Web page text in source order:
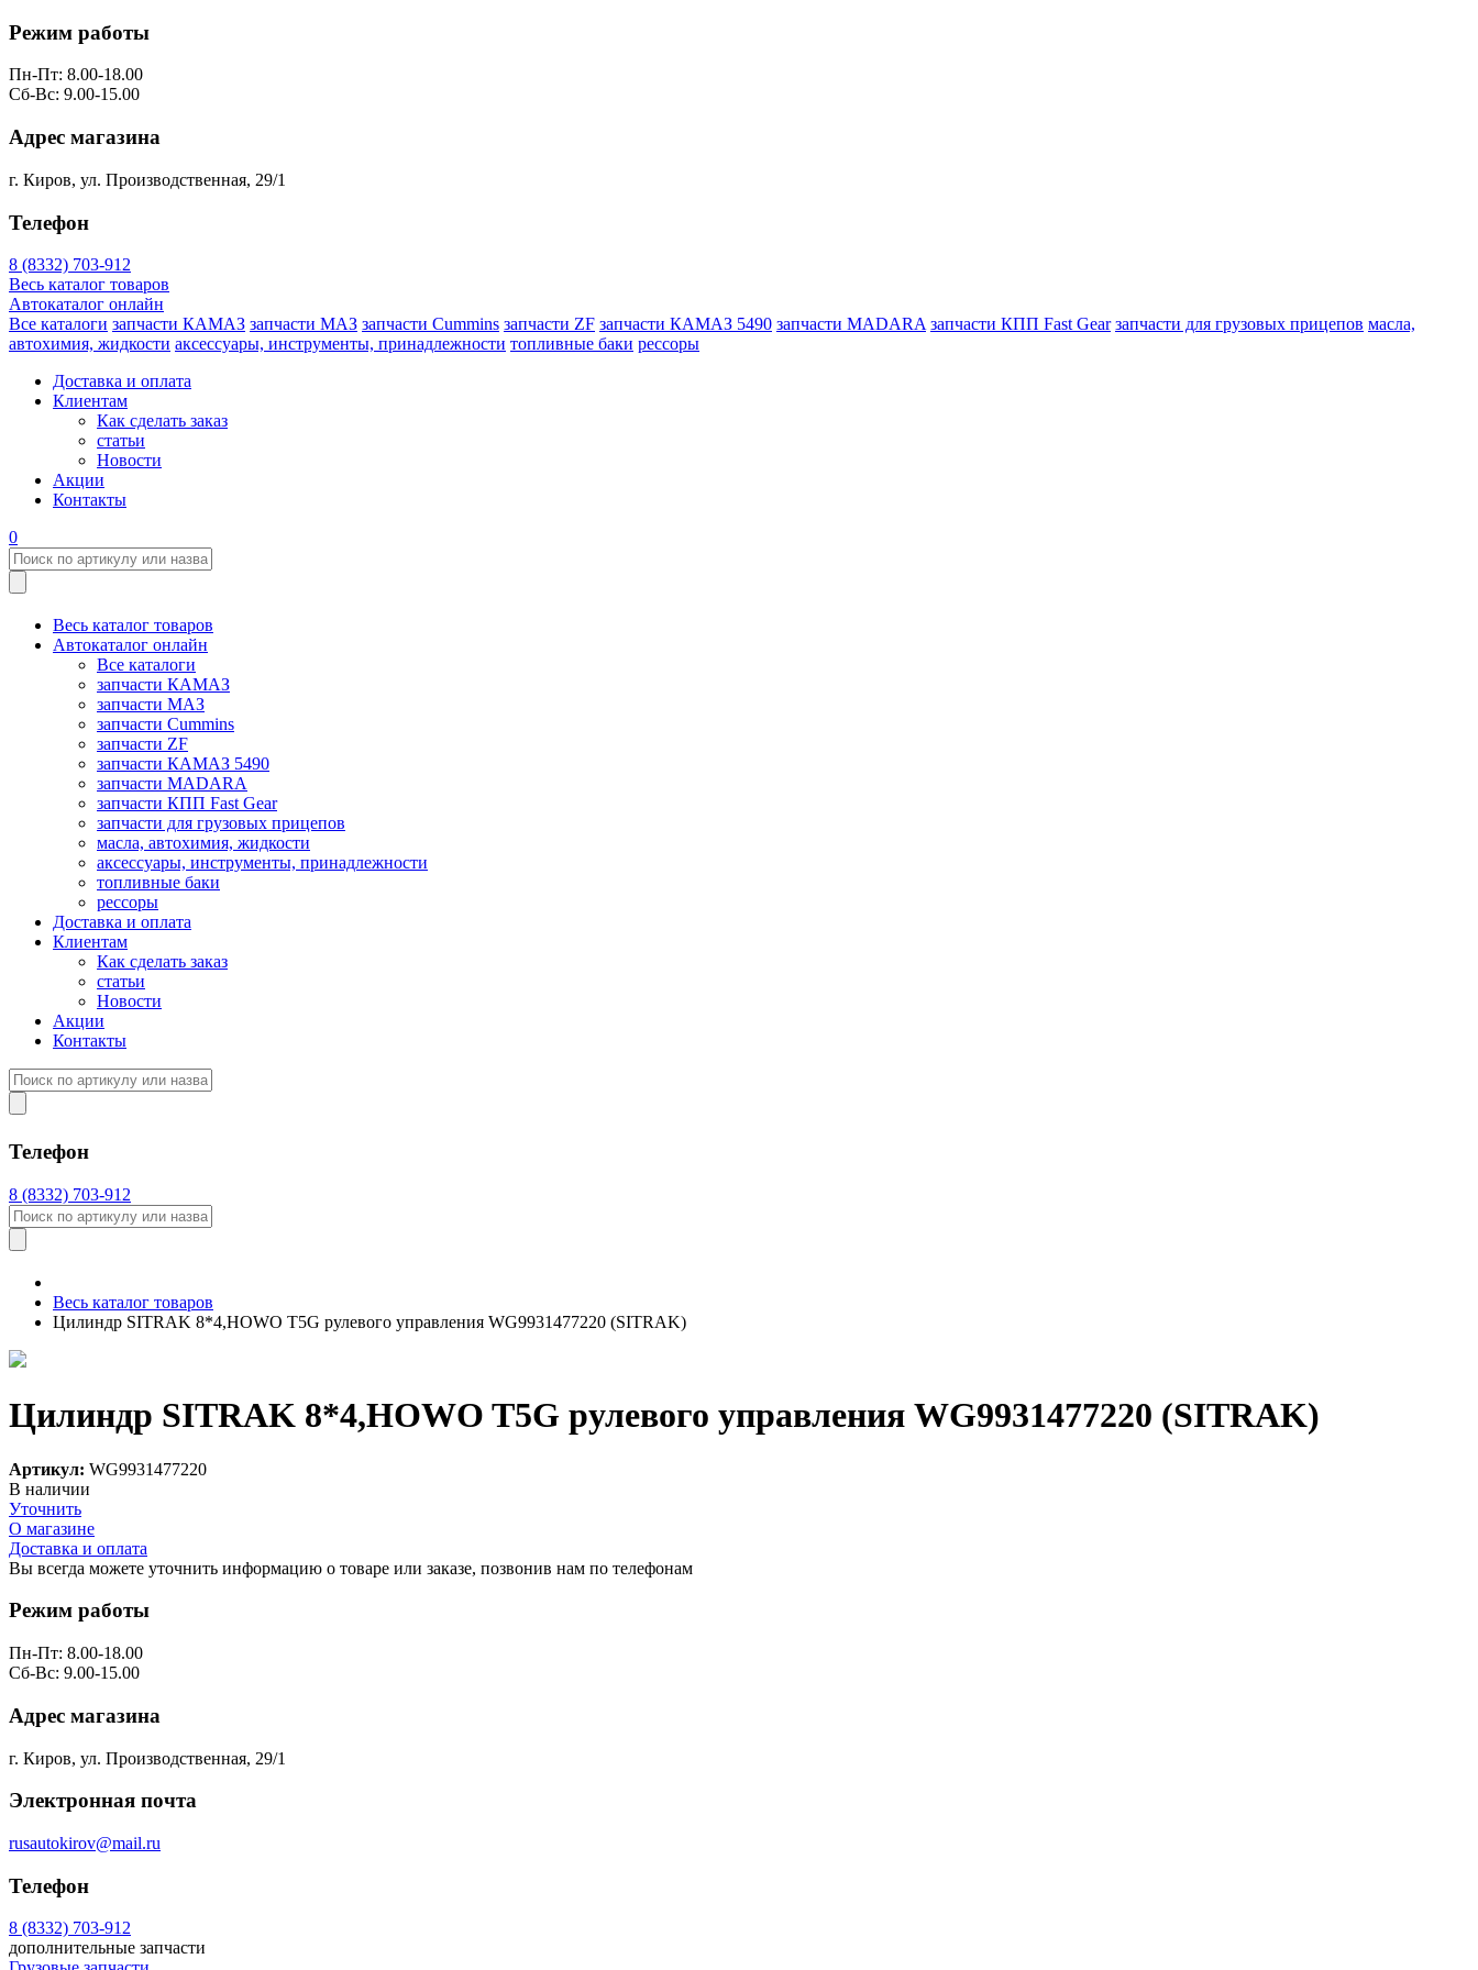
Режим работы
Пн-Пт: 8.00-18.00
Сб-Вс: 9.00-15.00
Адрес магазина
г. Киров, ул. Производственная, 29/1
Телефон
8 (8332) 703-912
Весь каталог товаров
Автокаталог онлайн
Все каталоги запчасти КАМАЗ запчасти МАЗ запчасти Cummins запчасти ZF запчасти КАМАЗ 5490 запчасти MADARA запчасти КПП Fast Gear запчасти для грузовых прицепов масла,
автохимия, жидкости аксессуары, инструменты, принадлежности топливные баки рессоры
Доставка и оплата
Клиентам
Как сделать заказ
статьи
Новости
Акции
Контакты
0
Весь каталог товаров
Автокаталог онлайн
Все каталоги
запчасти КАМАЗ
запчасти МАЗ
запчасти Cummins
запчасти ZF
запчасти КАМАЗ 5490
запчасти MADARA
запчасти КПП Fast Gear
запчасти для грузовых прицепов
масла, автохимия, жидкости
аксессуары, инструменты, принадлежности
топливные баки
рессоры
Доставка и оплата
Клиентам
Как сделать заказ
статьи
Новости
Акции
Контакты
Телефон
8 (8332) 703-912
Весь каталог товаров
Цилиндр SITRAK 8*4,HOWO T5G рулевого управления WG9931477220 (SITRAK)
Цилиндр SITRAK 8*4,HOWO T5G рулевого управления WG9931477220 (SITRAK)
Артикул: WG9931477220
В наличии
Уточнить
О магазине
Доставка и оплата
Вы всегда можете уточнить информацию о товаре или заказе, позвонив нам по телефонам
Режим работы
Пн-Пт: 8.00-18.00
Сб-Вс: 9.00-15.00
Адрес магазина
г. Киров, ул. Производственная, 29/1
Электронная почта
rusautokirov@mail.ru
Телефон
8 (8332) 703-912
дополнительные запчасти